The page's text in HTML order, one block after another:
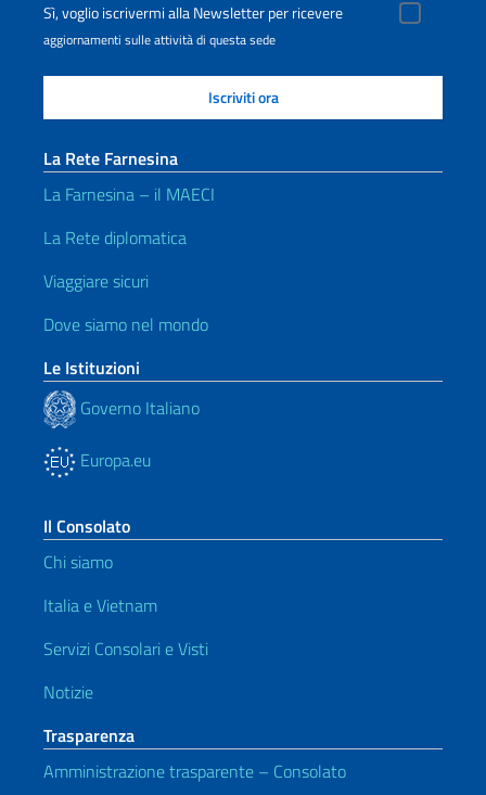
Sì, voglio iscrivermi alla Newsletter per ricevere
aggiornamenti sulle attività di questa sede
La Rete Farnesina
La Farnesina – il MAECI
La Rete diplomatica
Viaggiare sicuri
Dove siamo nel mondo
Le Istituzioni
Governo Italiano
Europa.eu
Il Consolato
Chi siamo
Italia e Vietnam
Servizi Consolari e Visti
Notizie
Trasparenza
Amministrazione trasparente – Consolato